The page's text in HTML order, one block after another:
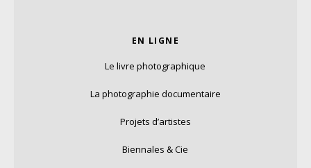
EN LIGNE
Le livre photographique
La photographie documentaire
Projets d’artistes
Biennales & Cie